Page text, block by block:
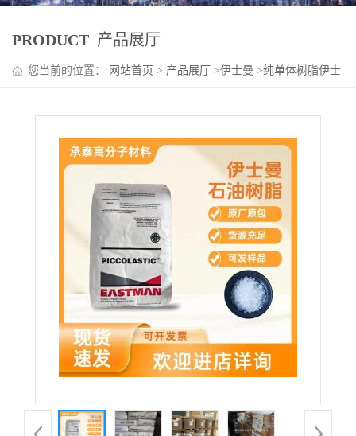
PRODUCT 产品展厅
您当前的位置： 网站首页 > 产品展厅 >伊士曼 >纯单体树脂伊士